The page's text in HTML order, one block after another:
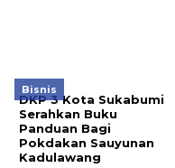
Bisnis
DKP 3 Kota Sukabumi
Serahkan Buku
Panduan Bagi
Pokdakan Sauyunan
Kadulawang